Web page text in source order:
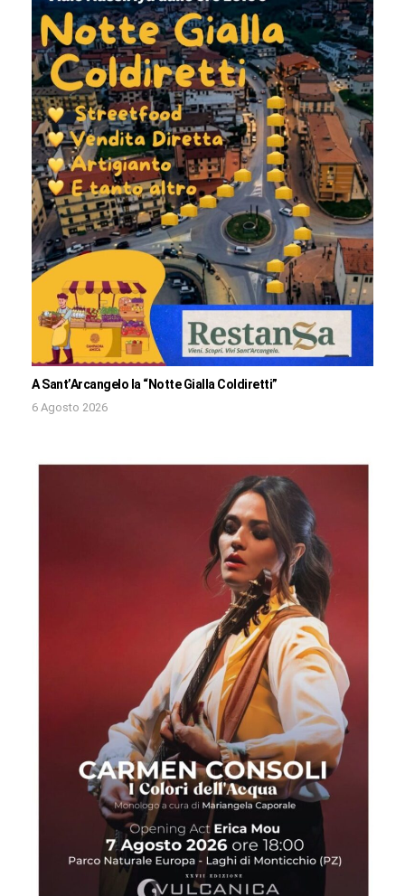
A Sant’Arcangelo la “Notte Gialla Coldiretti”
6 Agosto 2026